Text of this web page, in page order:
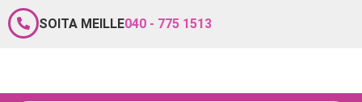
SOITA MEILLE040 - 775 1513